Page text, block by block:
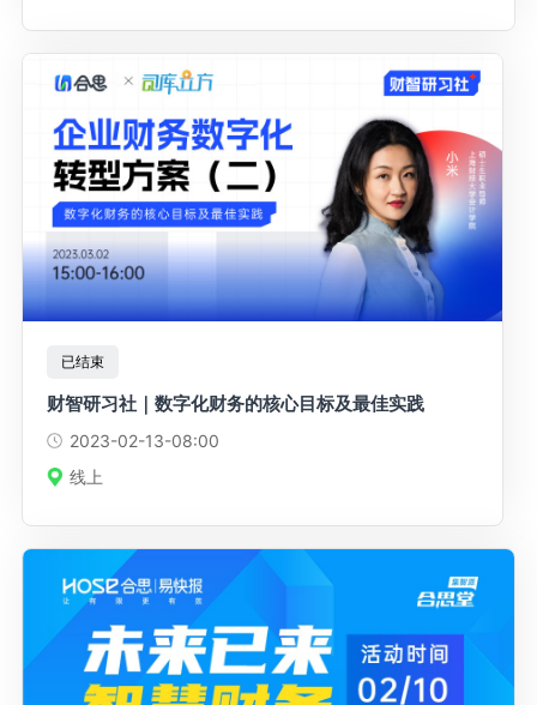
已结束
财智研习社｜数字化财务的核心目标及最佳实践
2023-02-13-08:00
线上